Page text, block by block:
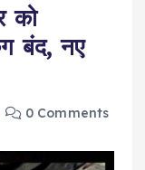
को
बंद, नए
0 Comments